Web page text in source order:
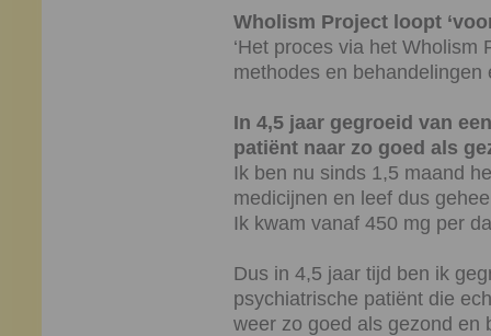
Wholism Project loopt
‘Het proces via het Wholism
methodes en behandelingen
In 4,5 jaar gegroeid van
patiënt naar zo goed als
Ik ben nu sinds 1,5 maand
medicijnen en leef dus
Ik kwam vanaf 450 mg per
Dus in 4,5 jaar tijd ben ik
psychiatrische patiënt die
weer zo goed als gezond en